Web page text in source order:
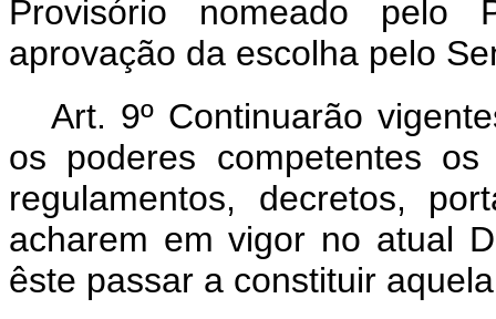
Provisório nomeado pelo
aprovação da escolha pelo
Art. 9º Continuarão
os poderes competentes
regulamentos, decretos,
acharem em vigor no atual
êste passar a constituir